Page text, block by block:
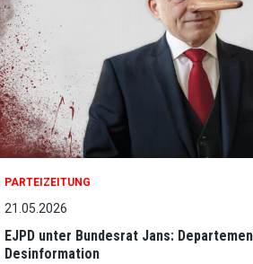
PARTEIZEITUNG
21.05.2026
EJPD unter Bundesrat Jans:
Desinformation